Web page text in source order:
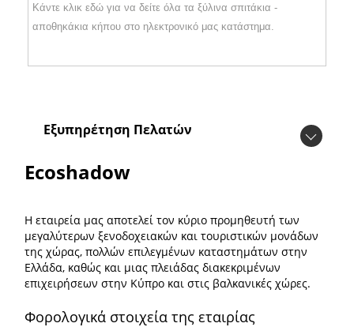
Κάντε κλικ εδώ για να δείτε όλα τα ξύλινα σπιτάκια -
αποθηκάκια κήπου στο ηλεκτρονικό μας κατάστημα.
Εξυπηρέτηση Πελατών
Ecoshadow
Η εταιρεία μας αποτελεί τον κύριο προμηθευτή των
μεγαλύτερων ξενοδοχειακών και τουριστικών μονάδων
της χώρας, πολλών επιλεγμένων καταστημάτων στην
Ελλάδα, καθώς και μιας πλειάδας διακεκριμένων
επιχειρήσεων στην Κύπρο και στις βαλκανικές χώρες.
Φορολογικά στοιχεία της εταιρίας